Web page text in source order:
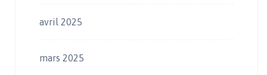
avril 2025
mars 2025